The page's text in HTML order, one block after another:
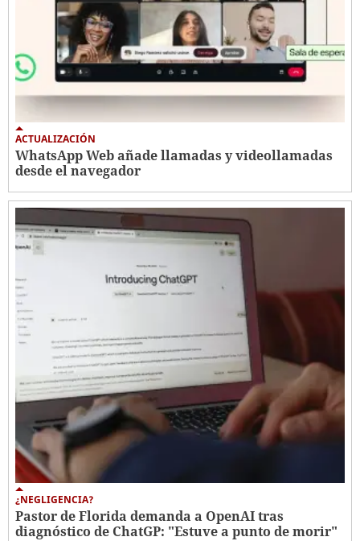
ACTUALIZACIÓN
WhatsApp Web añade llamadas y videollamadas
desde el navegador
¿NEGLIGENCIA?
Pastor de Florida demanda a OpenAI tras
diagnóstico de ChatGP: "Estuve a punto de morir"